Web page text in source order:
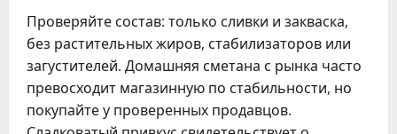
Проверяйте состав: только сливки и закваска,
без растительных жиров, стабилизаторов или
загустителей. Домашняя сметана с рынка часто
превосходит магазинную по стабильности, но
покупайте у проверенных продавцов.